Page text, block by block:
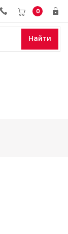
0
Найти